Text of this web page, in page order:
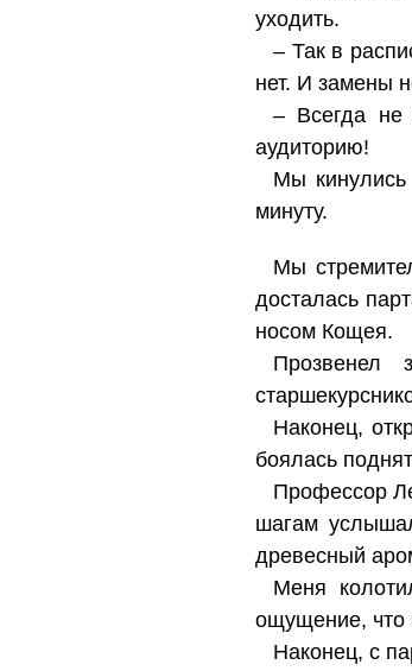
уходить.
– Так в
нет. И замены
– Всегда не
аудиторию!
Мы кинулись
минуту.
Мы
досталась
носом Кощея.
Прозвенел
Наконец,
боялась
Профессор
шагам
древесный
Меня
ощущение, что
Наконец, с